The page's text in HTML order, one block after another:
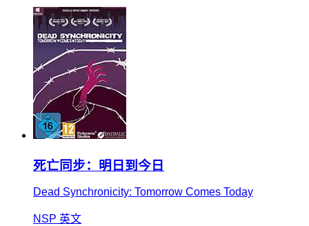
死亡同步：明日到今日
Dead Synchronicity: Tomorrow Comes Today
NSP 英文